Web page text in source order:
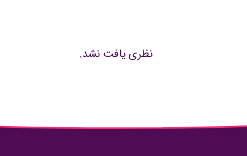
نظری یافت نشد.